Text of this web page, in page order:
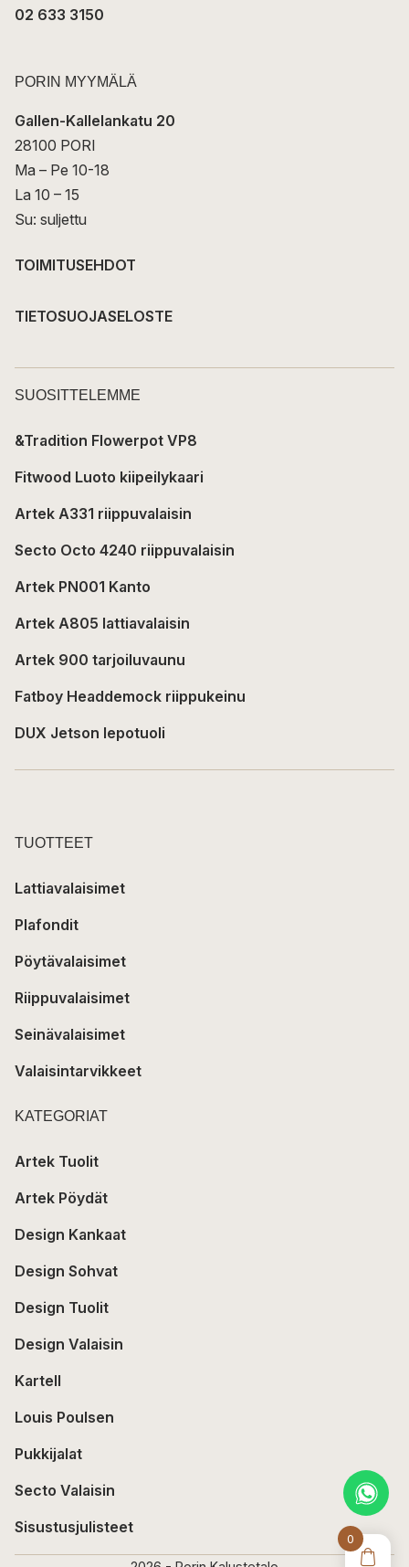
0
02 633 3150
PORIN MYYMÄLÄ
Gallen-Kallelankatu 20
28100 PORI
Ma – Pe 10-18
La 10 – 15
Su: suljettu
TOIMITUSEHDOT
TIETOSUOJASELOSTE
SUOSITTELEMME
&Tradition Flowerpot VP8
Fitwood Luoto kiipeilykaari
Artek A331 riippuvalaisin
Secto Octo 4240 riippuvalaisin
Artek PN001 Kanto
Artek A805 lattiavalaisin
Artek 900 tarjoiluvaunu
Fatboy Headdemock riippukeinu
DUX Jetson lepotuoli
TUOTTEET
Lattiavalaisimet
Plafondit
Pöytävalaisimet
Riippuvalaisimet
Seinävalaisimet
Valaisintarvikkeet
KATEGORIAT
Artek Tuolit
Artek Pöydät
Design Kankaat
Design Sohvat
Design Tuolit
Design Valaisin
Kartell
Louis Poulsen
Pukkijalat
Secto Valaisin
Sisustusjulisteet